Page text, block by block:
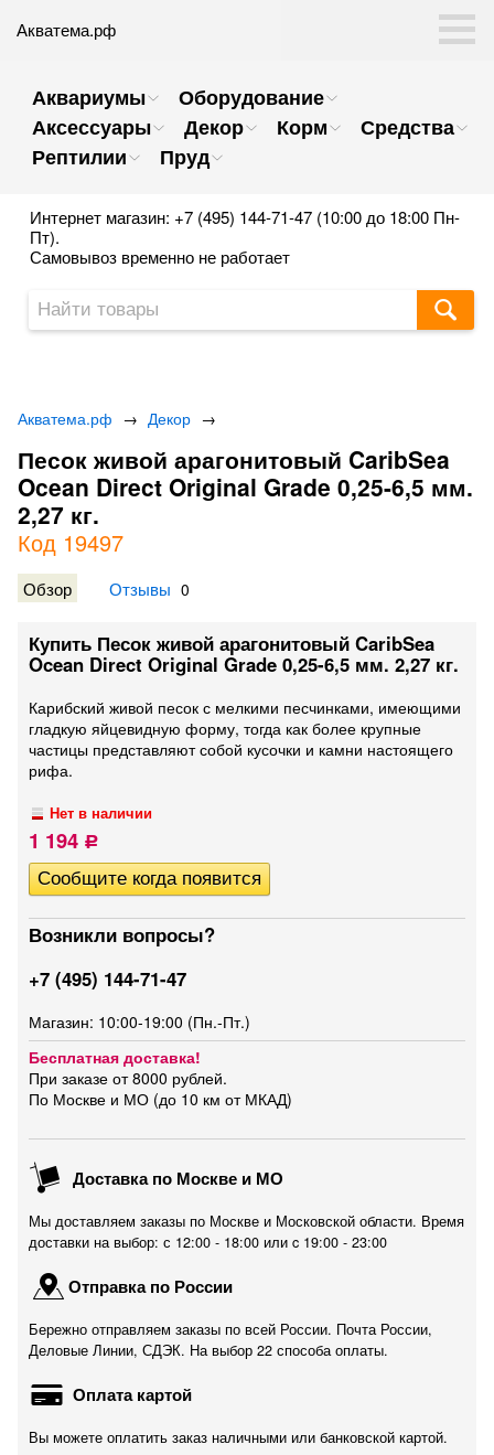
Акватема.рф
Аквариумы
Оборудование
Аксессуары
Декор Корм
Средства
Рептилии
Пруд
Интернет магазин: +7 (495) 144-71-47 (10:00 до 18:00 Пн-
Пт).
Самовывоз временно не работает
Акватема.рф → Декор →
Песок живой арагонитовый CaribSea
Ocean Direct Original Grade 0,25-6,5 мм.
2,27 кг.
Код 19497
Обзор Отзывы 0
Купить Песок живой арагонитовый CaribSea
Ocean Direct Original Grade 0,25-6,5 мм. 2,27 кг.
Карибский живой песок с мелкими песчинками, имеющими
гладкую яйцевидную форму, тогда как более крупные
частицы представляют собой кусочки и камни настоящего
рифа.
Нет в наличии
1 194 Р
Возникли вопросы?
+7 (495) 144-71-47
Магазин: 10:00-19:00 (Пн.-Пт.)
Бесплатная доставка!
При заказе от 8000 рублей.
По Москве и МО (до 10 км от МКАД)
Доставка по Москве и МО
Мы доставляем заказы по Москве и Московской области. Время
доставки на выбор: с 12:00 - 18:00 или c 19:00 - 23:00
Отправка по России
Бережно отправляем заказы по всей России. Почта России,
Деловые Линии, СДЭК. На выбор 22 способа оплаты.
Оплата картой
Вы можете оплатить заказ наличными или банковской картой.